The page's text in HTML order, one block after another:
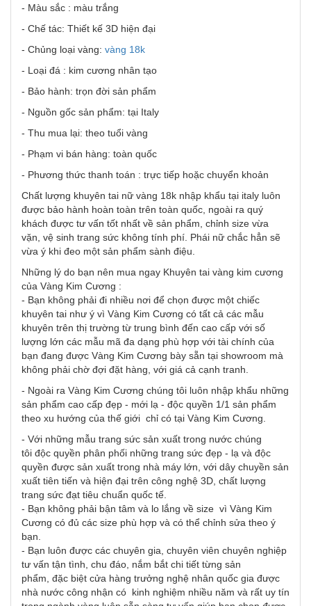
- Màu sắc : màu trắng
- Chế tác: Thiết kế 3D hiện đại
- Chủng loại vàng: vàng 18k
- Loại đá : kim cương nhân tạo
- Bảo hành: trọn đời sản phẩm
- Nguồn gốc sản phẩm: tại Italy
- Thu mua lại: theo tuổi vàng
- Phạm vi bán hàng: toàn quốc
- Phương thức thanh toán : trực tiếp hoặc chuyển khoản
Chất lượng khuyên tai nữ vàng 18k nhập khẩu tại italy luôn
được bảo hành hoàn toàn trên toàn quốc, ngoài ra quý
khách được tư vấn tốt nhất về sản phẩm, chỉnh size vừa
vặn, vệ sinh trang sức không tính phí. Phái nữ chắc hẳn sẽ
vừa ý khi đeo một sản phẩm sành điệu.
Những lý do bạn nên mua ngay Khuyên tai vàng kim cương
của Vàng Kim Cương :
- Bạn không phải đi nhiều nơi để chọn được một chiếc
khuyên tai như ý vì Vàng Kim Cương có tất cả các mẫu
khuyên trên thị trường từ trung bình đến cao cấp với số
lượng lớn các mẫu mã đa dạng phù hợp với tài chính của
bạn đang được Vàng Kim Cương bày sẵn tại showroom mà
không phải chờ đợi đặt hàng, với giá cả cạnh tranh.
- Ngoài ra Vàng Kim Cương chúng tôi luôn nhập khẩu những
sản phẩm cao cấp đẹp - mới lạ - độc quyền 1/1 sản phẩm
theo xu hướng của thế giới chỉ có tại Vàng Kim Cương.
- Với những mẫu trang sức sản xuất trong nước chúng
tôi độc quyền phân phối những trang sức đẹp - lạ và độc
quyền được sản xuất trong nhà máy lớn, với dây chuyền sản
xuất tiên tiến và hiện đại trên công nghệ 3D, chất lượng
trang sức đạt tiêu chuẩn quốc tế.
- Bạn không phải bận tâm và lo lắng về size vì Vàng Kim
Cương có đủ các size phù hợp và có thể chỉnh sửa theo ý
bạn.
- Bạn luôn được các chuyên gia, chuyên viên chuyên nghiệp
tư vấn tận tình, chu đáo, nắm bắt chi tiết từng sản
phẩm, đặc biệt cửa hàng trưởng nghệ nhân quốc gia được
nhà nước công nhận có kinh nghiệm nhiều năm và rất uy tín